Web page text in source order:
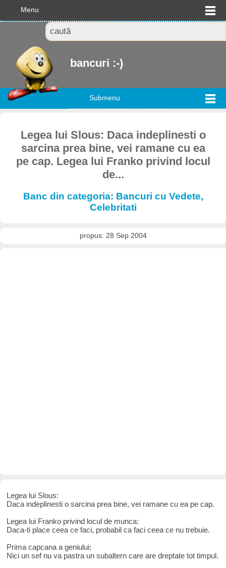
Menu
bancuri :-)
Submenu
Legea lui Slous: Daca indeplinesti o
sarcina prea bine, vei ramane cu ea
pe cap. Legea lui Franko privind locul
de...
Banc din categoria: Bancuri cu Vedete,
Celebritati
propus: 28 Sep 2004
Legea lui Slous:
Daca indeplinesti o sarcina prea bine, vei ramane cu ea pe cap.
Legea lui Franko privind locul de munca:
Daca-ti place ceea ce faci, probabil ca faci ceea ce nu trebuie.
Prima capcana a geniului:
Nici un sef nu va pastra un subaltern care are dreptate tot timpul.